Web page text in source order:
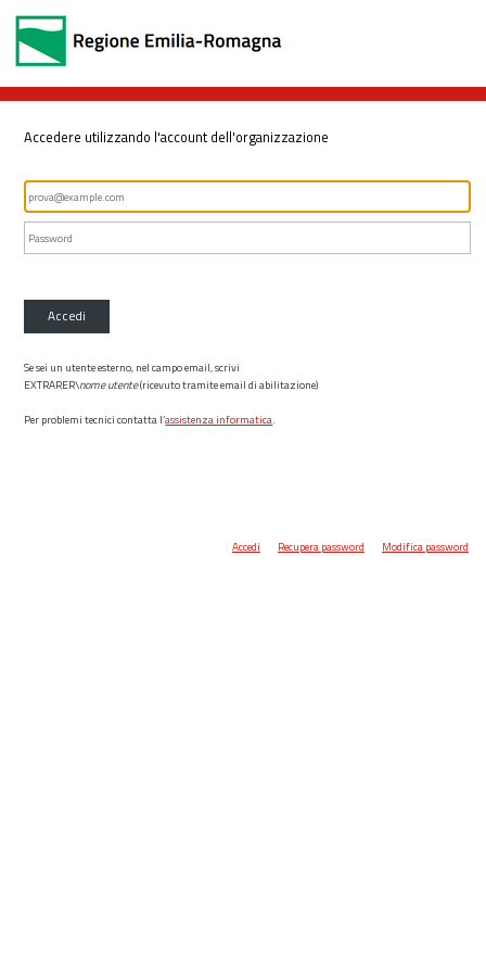
Accedere utilizzando l'account dell'organizzazione
Accedi
Se sei un utente esterno, nel campo email, scrivi
EXTRARER\nome utente(ricevuto tramite email di abilitazione)
Per problemi tecnici contatta l’assistenza informatica.
Accedi Recupera password Modifica password